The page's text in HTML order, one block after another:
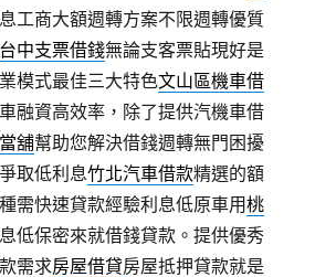
工商大額週轉方案不限週轉優質
台中支票借錢無論支客票貼現好是
模式最佳三大特色文山區機車借
融資高效率，除了提供汽機車借
舖幫助您解決借錢週轉無門困擾
取低利息竹北汽車借款精選的額
需快速貸款經驗利息低原車用桃
低保密來就借錢貸款。提供優秀
需求房屋借貸房屋抵押貸款就是